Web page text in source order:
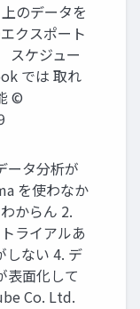
のデータを
クスポート
スケジュー
では 取れ
©
ータ分析が
を使わなか
からん 2.
ライアルあ
しない 4. デ
表⾯化して
Co. Ltd.